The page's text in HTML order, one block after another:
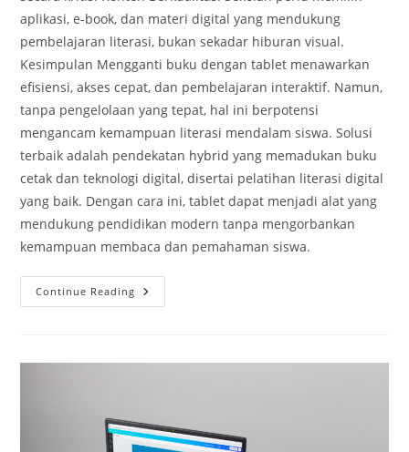
aplikasi, e-book, dan materi digital yang mendukung
pembelajaran literasi, bukan sekadar hiburan visual.
Kesimpulan Mengganti buku dengan tablet menawarkan
efisiensi, akses cepat, dan pembelajaran interaktif. Namun,
tanpa pengelolaan yang tepat, hal ini berpotensi
mengancam kemampuan literasi mendalam siswa. Solusi
terbaik adalah pendekatan hybrid yang memadukan buku
cetak dan teknologi digital, disertai pelatihan literasi digital
yang baik. Dengan cara ini, tablet dapat menjadi alat yang
mendukung pendidikan modern tanpa mengorbankan
kemampuan membaca dan pemahaman siswa.
Continue Reading Mengganti
Buku
Ancaman